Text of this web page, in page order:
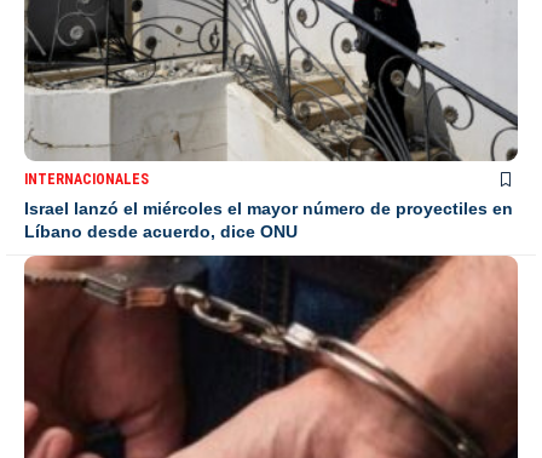
INTERNACIONALES
Israel lanzó el miércoles el mayor número de proyectiles en
Líbano desde acuerdo, dice ONU